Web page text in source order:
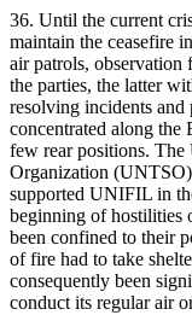
36. Until the current
maintain the ceasefire
air patrols, observation
the parties, the latter
resolving incidents and
concentrated along the
few rear positions.
Organization
supported UNIFIL in
beginning of hostilities
been confined to their
of fire had to take
consequently been
conduct its regular air